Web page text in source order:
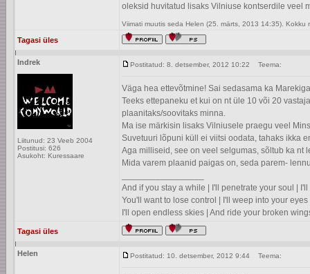
oleksid huvitatud lisaks Vilniuse kontserdile veel
Viimati muutis seda Helen (25. märts, 2013 14:35). Kokku
Tagasi üles
Indrek
Liitunud: 23 Veeb 2004
Postitusi: 626
Asukoht: Kuressaare
Postitatud: 8. detsember, 2012 10:22 Teema:
Väga hea ettevõtmine! Sai sedasama ka
Teeks ettepaneku et kui on nt üle 10 või 20
plaanitaks/soovitaks minna.
Ma ise märkisin lisaks Vilniusele praegu veel
Suvetuuri lõpuni küll ei viitsi oodata, tahaks ikka
Aga milliseid, see on veel selgumas, sõltub ka nt
Mida varem plaanid paigas on, seda parem-
And if you stay a while | I'll penetrate your soul |
You'll want to lose control | I'll weep into your
I'll open endless skies | And ride your broken
Tagasi üles
Helen Postitatud: 10. detsember, 2012 9:44 Teema: